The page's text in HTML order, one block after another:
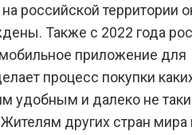
российской территории
Также с 2022 года
приложение для
процесс покупки
удобным и далеко не
других стран мира